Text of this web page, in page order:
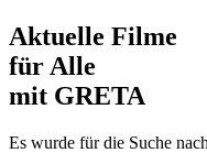
Aktuelle Filme
für Alle
mit GRETA
Es wurde für die Suche